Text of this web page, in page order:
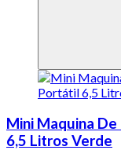
Mini Maquina
6,5 Litros Verde